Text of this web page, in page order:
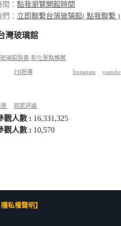
隱私權聲明】
間：點我瀏覽開館時間
： 立即聯繫台灣玻璃館( 點我聯繫 )
灣玻璃館
FB粉專 Instagram youtube
景 商家評論
觀人數 : 16,331,325
觀人數 : 10,570